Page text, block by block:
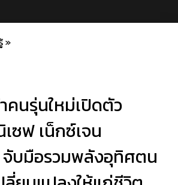
»
คนรุ่นใหม่เปิดตัว
เซฟ เน็กซ์เจน
จับมือรวมพลังอุทิศตน